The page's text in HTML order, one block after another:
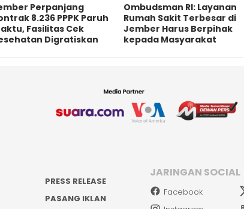
Perpanjang
8.236 PPPK Paruh
Fasilitas Cek
Digratiskan
Ombudsman RI: Layanan
Rumah Sakit Terbesar di
Jember Harus Berpihak
kepada Masyarakat
PRESS RELEASE
PASANG IKLAN
JARINGAN SOCIAL
Facebook